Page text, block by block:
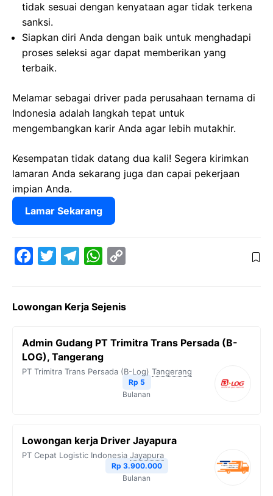
tidak sesuai dengan kenyataan agar tidak terkena
sanksi.
Siapkan diri Anda dengan baik untuk menghadapi
proses seleksi agar dapat memberikan yang
terbaik.
Melamar sebagai driver pada perusahaan ternama di
Indonesia adalah langkah tepat untuk
mengembangkan karir Anda agar lebih mutakhir.
Kesempatan tidak datang dua kali! Segera kirimkan
lamaran Anda sekarang juga dan capai pekerjaan
impian Anda.
Lamar Sekarang
e
o
o
t
e
e
r
W
t
A
p
y
i
n
k
Lowongan Kerja Sejenis
Admin Gudang PT Trimitra Trans Persada (B-
LOG), Tangerang
PT Trimitra Trans Persada (B-Log) Tangerang
Rp 5
Bulanan
Lowongan kerja Driver Jayapura
PT Cepat Logistic Indonesia Jayapura
Rp 3.900.000
Bulanan